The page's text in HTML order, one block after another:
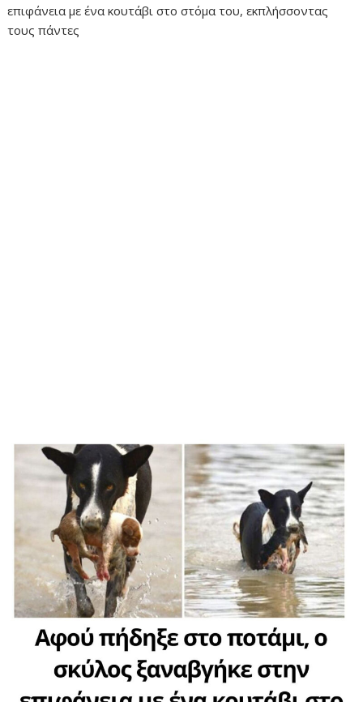
επιφάνεια με ένα κουτάβι στο στόμα του, εκπλήσσοντας
τους πάντες